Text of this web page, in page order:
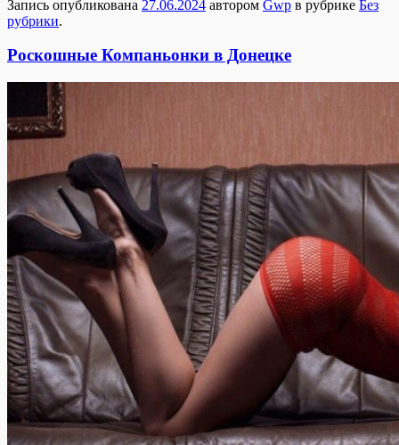
Запись опубликована 27.06.2024 автором Gwp в рубрике Без
рубрики.
Роскошные Компаньонки в Донецке